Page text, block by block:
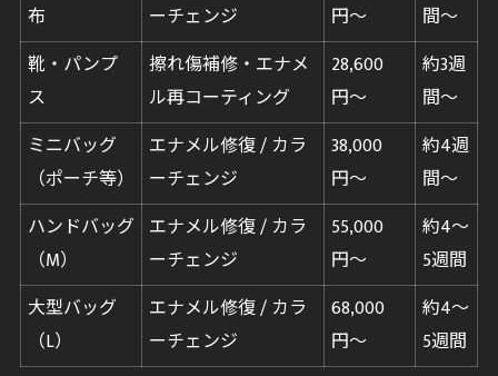
布
ーチェンジ
円〜
間〜
靴・パンプ
ス
擦れ傷補修・エナメ
ル再コーティング
28,600
円〜
約3週
間〜
ミニバッグ
（ポーチ等）
エナメル修復 / カラ
ーチェンジ
38,000
円〜
約4週
間〜
ハンドバッグ
（M）
エナメル修復 / カラ
ーチェンジ
55,000
円〜
約4〜
5週間
大型バッグ
（L）
エナメル修復 / カラ
ーチェンジ
68,000
円〜
約4〜
5週間